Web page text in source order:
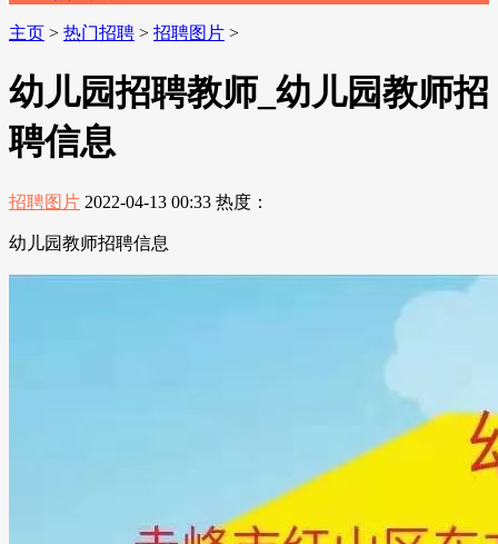
主页 > 热门招聘 > 招聘图片 >
幼儿园招聘教师_幼儿园教师招
聘信息
招聘图片 2022-04-13 00:33 热度：
幼儿园教师招聘信息